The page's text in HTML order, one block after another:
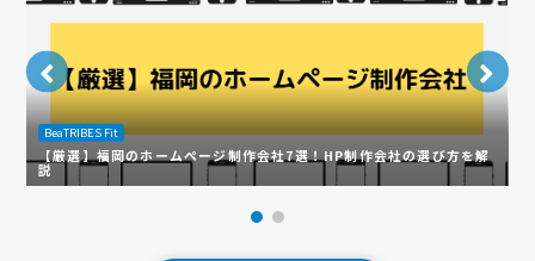
BeaTRIBES Fit
【厳選】福岡のホームページ制作会社7選！HP制作会社の選び方を解
説